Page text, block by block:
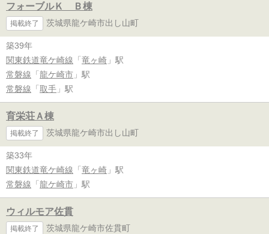
フォーブルＫ Ｂ棟
掲載終了 茨城県龍ケ崎市出し山町
築39年
関東鉄道竜ケ崎線 「 竜ヶ崎 」駅
常磐線 「 龍ケ崎市 」駅
常磐線 「 取手 」駅
育栄荘Ａ棟
掲載終了 茨城県龍ケ崎市出し山町
築33年
関東鉄道竜ケ崎線 「 竜ヶ崎 」駅
常磐線 「 龍ケ崎市 」駅
ウィルモア佐貫
掲載終了 茨城県龍ケ崎市佐貫町